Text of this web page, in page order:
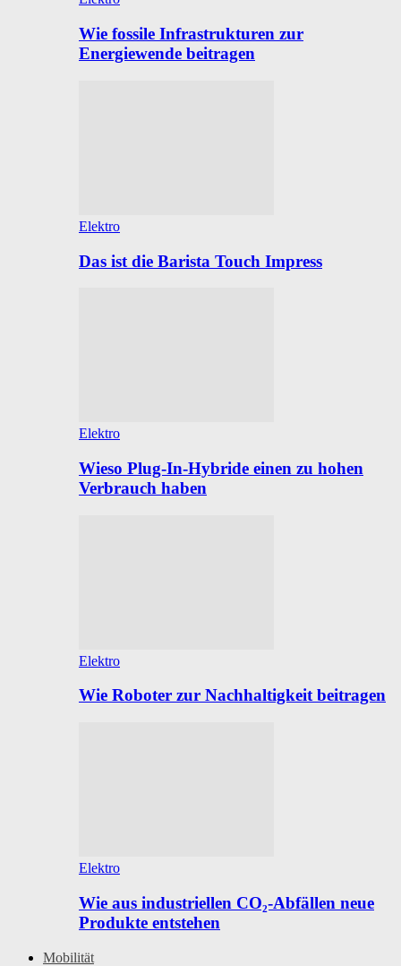
Wie fossile Infrastrukturen zur
Energiewende beitragen
Elektro
Das ist die Barista Touch Impress
Elektro
Wieso Plug-In-Hybride einen zu hohen
Verbrauch haben
Elektro
Wie Roboter zur Nachhaltigkeit beitragen
Elektro
Wie aus industriellen CO₂-Abfällen neue
Produkte entstehen
Mobilität